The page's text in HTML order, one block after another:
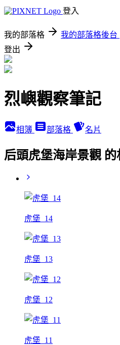
登入
我的部落格 我的部落格後台
登出
烈嶼觀察筆記
相簿 部落格 名片
后頭虎堡海岸景觀 的
虎堡_14
虎堡_13
虎堡_12
虎堡_11